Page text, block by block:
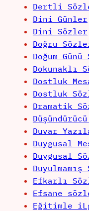
Dertli
Dini Günler
Dini Sözler
Doğru
Doğum
Dokunaklı
Dostluk
Dostluk
Dramatik
Duvar
Duygusal
Duygusal
Efkarlı
Efsane
Eğitimle